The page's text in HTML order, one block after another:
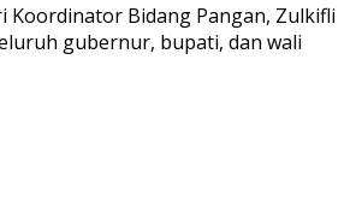
Koordinator Bidang Pangan, Zulkifli
gubernur, bupati, dan wali